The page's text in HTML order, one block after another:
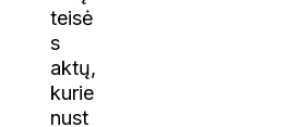
teisė
s
aktų,
kurie
nust